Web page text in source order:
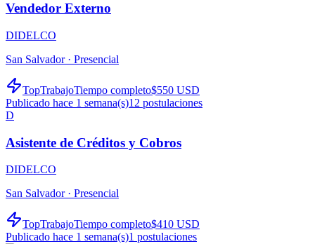
Vendedor Externo
DIDELCO
San Salvador · Presencial
TopTrabajoTiempo completo$550 USD
Publicado hace 1 semana(s)12 postulaciones
D
Asistente de Créditos y Cobros
DIDELCO
San Salvador · Presencial
TopTrabajoTiempo completo$410 USD
Publicado hace 1 semana(s)1 postulaciones